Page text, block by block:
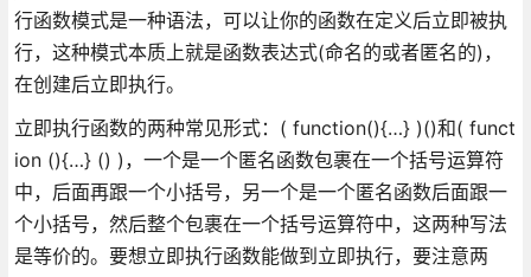
行函数模式是一种语法，可以让你的函数在定义后立即被执
行，这种模式本质上就是函数表达式(命名的或者匿名的)，
在创建后立即执行。
立即执行函数的两种常见形式：( function(){…} )()和( funct
ion (){…} () )，一个是一个匿名函数包裹在一个括号运算符
中，后面再跟一个小括号，另一个是一个匿名函数后面跟一
个小括号，然后整个包裹在一个括号运算符中，这两种写法
是等价的。要想立即执行函数能做到立即执行，要注意两